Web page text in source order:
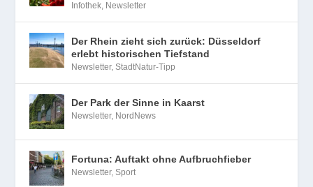
Infothek, Newsletter
Der Rhein zieht sich zurück: Düsseldorf
erlebt historischen Tiefstand
Newsletter,StadtNatur-Tipp
Der Park der Sinne in Kaarst
Newsletter, NordNews
Fortuna: Auftakt ohne Aufbruchfieber
Newsletter,Sport